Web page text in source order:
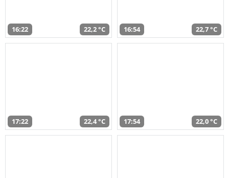
16:22 22,2 °C 16:54 22,7 °C
17:22 22,4 °C 17:54 22,0 °C